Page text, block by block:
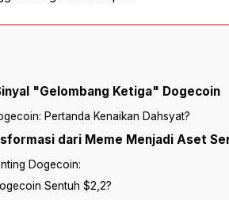
"Gelombang Ketiga" Dogecoin
Pertanda Kenaikan Dahsyat?
dari Meme Menjadi Aset
Dogecoin:
Sentuh $2,2?